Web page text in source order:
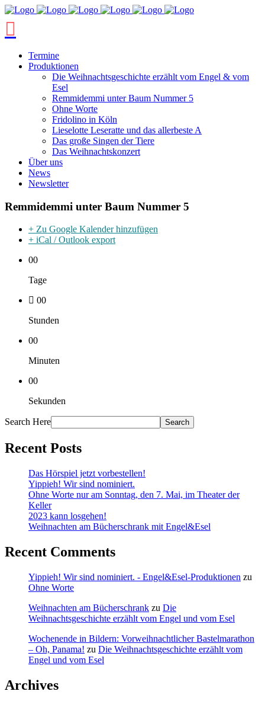
Termine
Produktionen
Die Weihnachtsgeschichte erzählt vom Engel & vom
Esel
Remmidemmi unter Baum Nummer 5
Ohne Worte
Fridolino in Köln
Lieselotte Leseratte und das allerbeste A
Das große Singen der Tiere
Das Weihnachtskonzert
Über uns
News
Newsletter
Remmidemmi unter Baum Nummer 5
+ Zu Google Kalender hinzufügen
+ iCal / Outlook export
00
Tage
00
Stunden
00
Minuten
00
Sekunden
Search Here
Recent Posts
Das Hörspiel jetzt vorbestellen!
Yippieh! Wir sind nominiert.
Ohne Worte nur am Sonntag, den 7. Mai, im Theater der
Keller
2023 kann losgehen!
Weihnachten am Bücherschrank mit Engel&Esel
Recent Comments
Yippieh! Wir sind nominiert. - Engel&Esel-Produktionen zu
Ohne Worte
Weihnachten am Bücherschrank zu Die
Weihnachtsgeschichte erzählt vom Engel und vom Esel
Wochenende in Bildern: Vorweihnachtlicher Bastelmarathon
– Oh, Panama! zu Die Weihnachtsgeschichte erzählt vom
Engel und vom Esel
Archives